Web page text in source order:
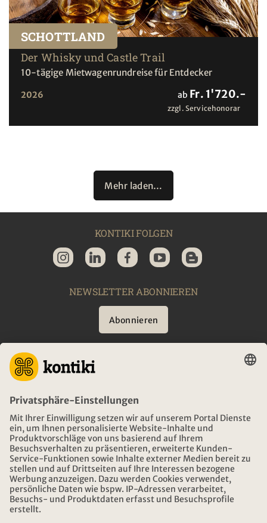
SCHOTTLAND
Der Whisky und Castle Trail
10-tägige Mietwagenrundreise für Entdecker
2026 ab Fr. 1'720.-
zzgl. Servicehonorar
Mehr laden…
KONTIKI FOLGEN
NEWSLETTER ABONNIEREN
Abonnieren
BERATUNG
NOTFALL AUF REISEN
ÖFFNUNGSZEITEN KONTIKI REISEN
DOWNLOAD UND LINKS
ADRESSE
ÜBER KONTIKI